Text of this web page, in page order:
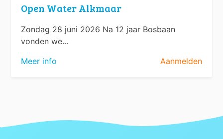
Open Water Alkmaar
Zondag 28 juni 2026 Na 12 jaar Bosbaan
vonden we...
Meer info
Aanmelden